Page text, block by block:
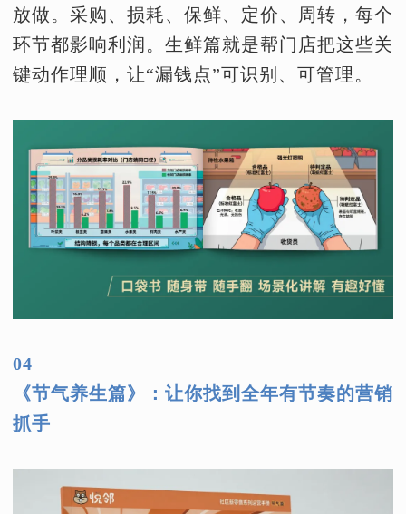
放做。采购、损耗、保鲜、定价、周转，每个
环节都影响利润。生鲜篇就是帮门店把这些关
键动作理顺，让“漏钱点”可识别、可管理。
04
《节气养生篇》：让你找到全年有节奏的营销
抓手